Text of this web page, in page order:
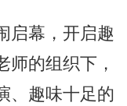
幕，开启趣
的组织下，
、趣味十足的